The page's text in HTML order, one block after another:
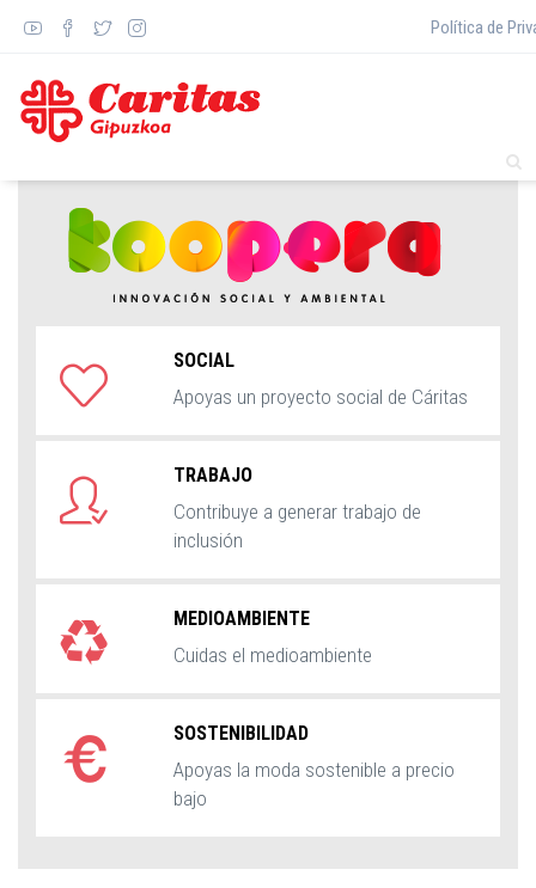
principal
Política de
SOCIAL
Apoyas un proyecto social de Cáritas
TRABAJO
Contribuye a generar trabajo de
inclusión
MEDIOAMBIENTE
Cuidas el medioambiente
SOSTENIBILIDAD
Apoyas la moda sostenible a precio
bajo